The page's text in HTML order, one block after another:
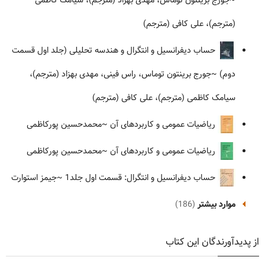
(مترجم)، علی کافی (مترجم)
حساب دیفرانسیل و انتگرال و هندسه تحلیلی (جلد اول قسمت
دوم) ~جورج برینتون توماس، راس فینی، مهدی بهزاد (مترجم)،
سیامک کاظمی (مترجم)، علی کافی (مترجم)
ریاضیات عمومی و کاربردهای آن ~محمدحسین پورکاظمی
ریاضیات عمومی و کاربردهای آن ~محمدحسین پورکاظمی
حساب دیفرانسیل و انتگرال: قسمت اول جلد1 ~جیمز استوارت
موارد بیشتر (186)
از پدیدآورندگان این کتاب